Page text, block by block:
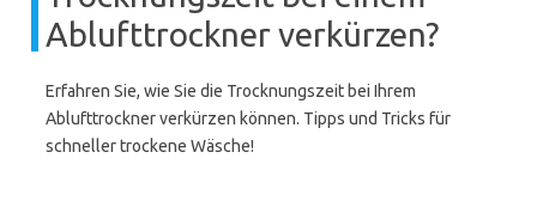
Ablufttrockner verkürzen?
Erfahren Sie, wie Sie die Trocknungszeit bei Ihrem
Ablufttrockner verkürzen können. Tipps und Tricks für
schneller trockene Wäsche!